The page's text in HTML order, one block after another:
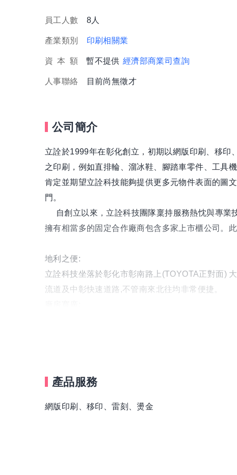
員工人數 8人
產業類別 印刷相關業
資 本 額 暫不提供 經濟部商業司查詢
人事聯絡 目前尚無徵才
公司簡介
立詮於1999年在彰化創立，初期以網版印刷、移印
之印刷，例如直排輪、溜冰鞋、腳踏車零件、工具
肯定並期望立詮科技能夠提供更多元物件表面的圖
門。
自創立以來，立詮科技團隊稟持服務熱忱與專業
擁有相當多的固定合作廠商包含多家上市櫃公司。
地利之便:
立詮科技坐落於彰化市彰南路上(TOYOTA正對面)
流道及中彰快速道路,不管南來北往均非常便捷。
立詮目前的佈局策略為全面提升客戶服務品質，
未來，立詮更將朝著目標全力以赴，持續提高企業
產品服務
網版印刷、移印、雷刻、燙金